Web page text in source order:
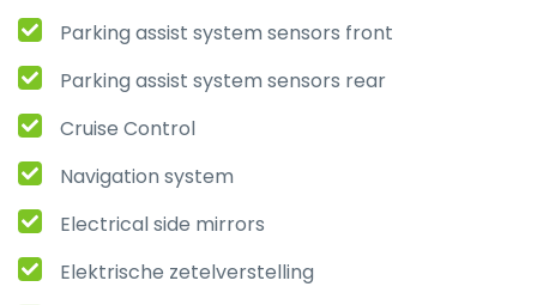
Parking assist system sensors front
Parking assist system sensors rear
Cruise Control
Navigation system
Electrical side mirrors
Elektrische zetelverstelling